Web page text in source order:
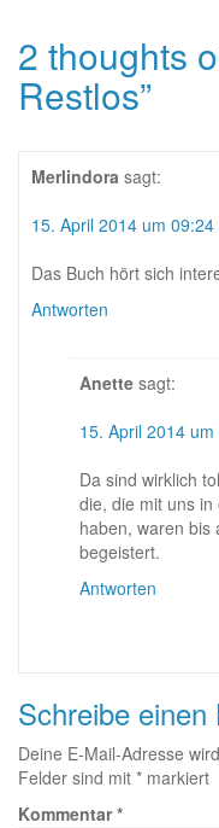
2 thoughts
Restlos”
Merlindora sagt:
15. April 2014 um 09:24
Das Buch hört sich
Antworten
Anette sagt:
15. April 2014
Da sind wirklich
die, die mit uns
haben, waren bis
begeistert.
Antworten
Schreibe
Deine E-Mail-Adresse
Felder sind mit * markiert
Kommentar*